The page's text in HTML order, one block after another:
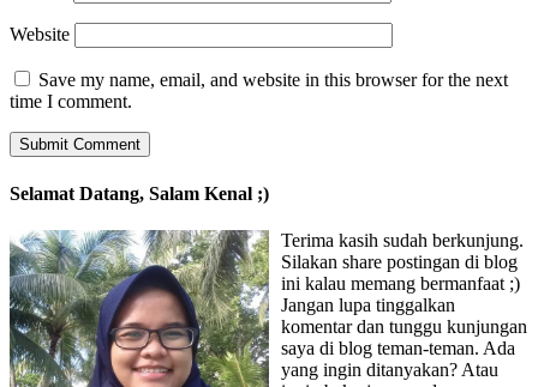
Website
Save my name, email, and website in this browser for the next
time I comment.
Selamat Datang, Salam Kenal ;)
Terima kasih sudah berkunjung.
Silakan share postingan di blog
ini kalau memang bermanfaat ;)
Jangan lupa tinggalkan
komentar dan tunggu kunjungan
saya di blog teman-teman. Ada
yang ingin ditanyakan? Atau